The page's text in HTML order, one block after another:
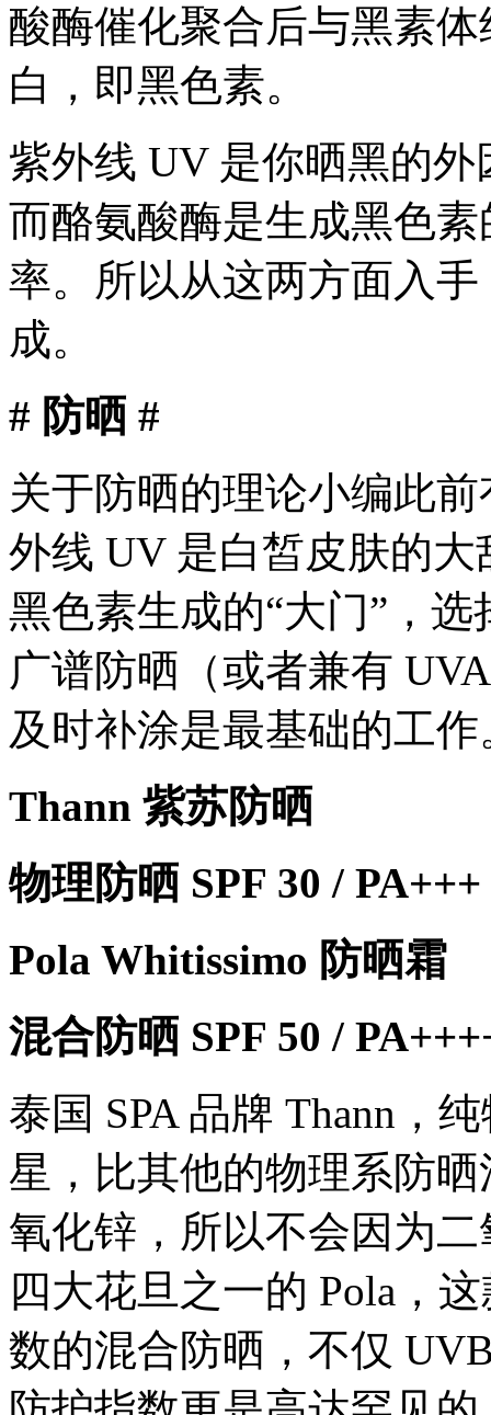
酸酶催化聚合后与黑素
白，即黑色素。
紫外线 UV 是你晒黑的
而酪氨酸酶是生成黑色
率。所以从这两方面入
成。
# 防晒 #
关于防晒的理论小编此
外线 UV 是白皙皮肤的
黑色素生成的“大门”，
广谱防晒（或者兼有
及时补涂是最基础的工作
Thann 紫苏防晒
物理防晒 SPF 30 / PA+++
Pola Whitissimo 防晒霜
混合防晒 SPF 50 /
泰国 SPA 品牌 Thann，
星，比其他的物理系防
氧化锌，所以不会因为
四大花旦之一的 Pola，
数的混合防晒，不仅